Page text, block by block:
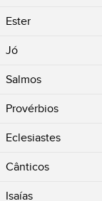
Ester
Jó
Salmos
Provérbios
Eclesiastes
Cânticos
Isaías